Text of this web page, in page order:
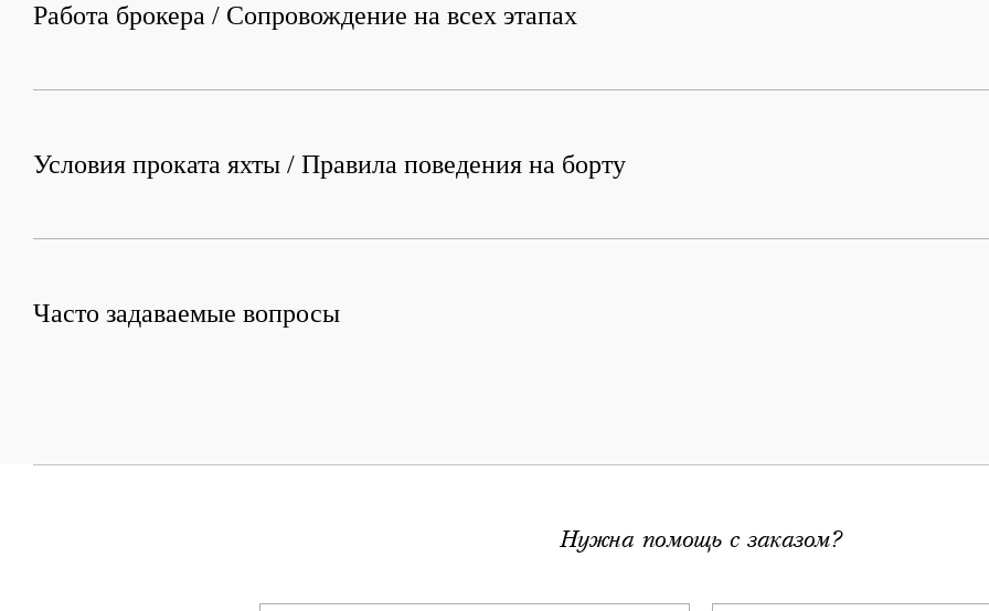
Работа брокера / Сопровождение на всех этапах
Условия проката яхты / Правила поведения на борту
Часто задаваемые вопросы
Нужна помощь с заказом?